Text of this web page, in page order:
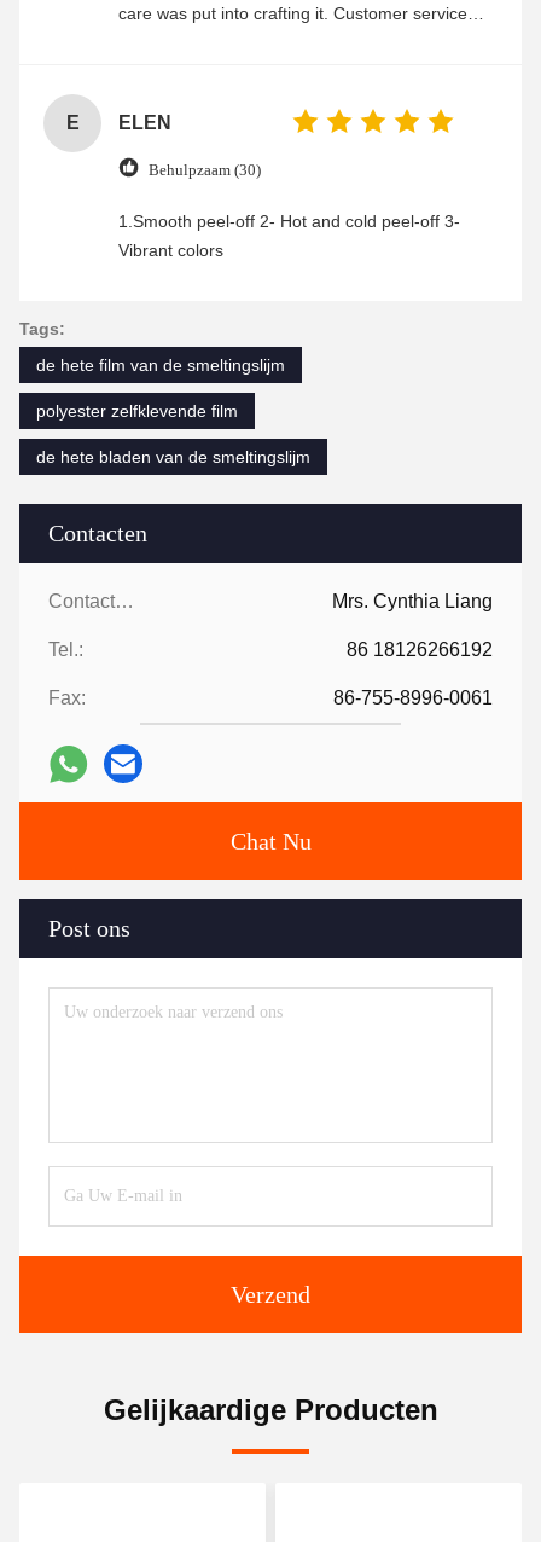
Contacten
Contacten: Mrs. Cynthia Liang
Tel.: 86 18126266192
Fax: 86-755-8996-0061
Chat Nu
Post ons
Verzend
care was put into crafting it. Customer service
E ELEN
Behulpzaam (30)
1.Smooth peel-off 2- Hot and cold peel-off 3-
Vibrant colors
Tags:
de hete film van de smeltingslijm
polyester zelfklevende film
de hete bladen van de smeltingslijm
Gelijkaardige Producten